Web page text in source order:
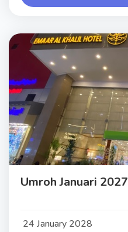
Umroh Januari 2027
24 January 2028